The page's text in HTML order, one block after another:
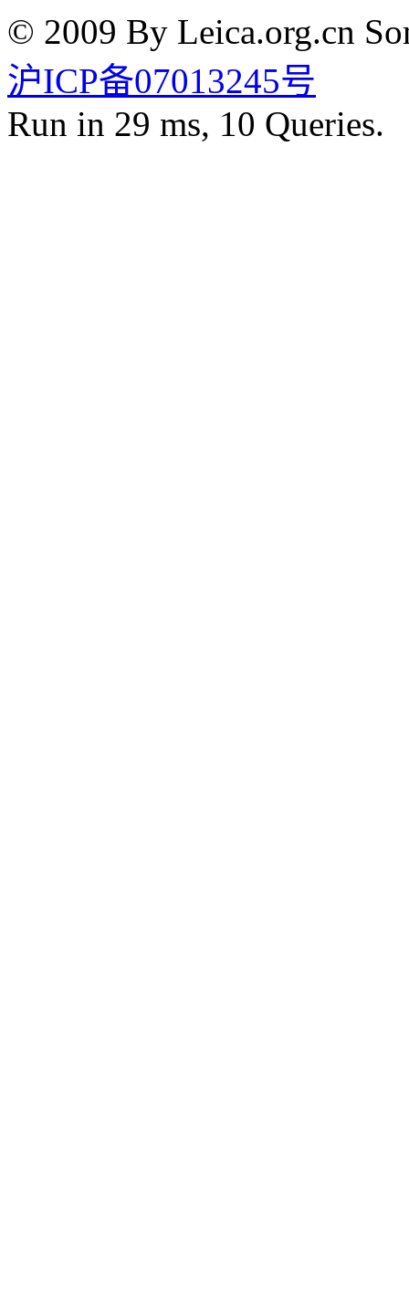
© 2009 By Leica.org.cn
沪ICP备07013245号
Run in 29 ms, 10 Queries.